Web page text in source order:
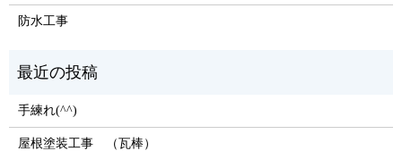
防水工事
手練れ(^^)
屋根塗装工事 （瓦棒）